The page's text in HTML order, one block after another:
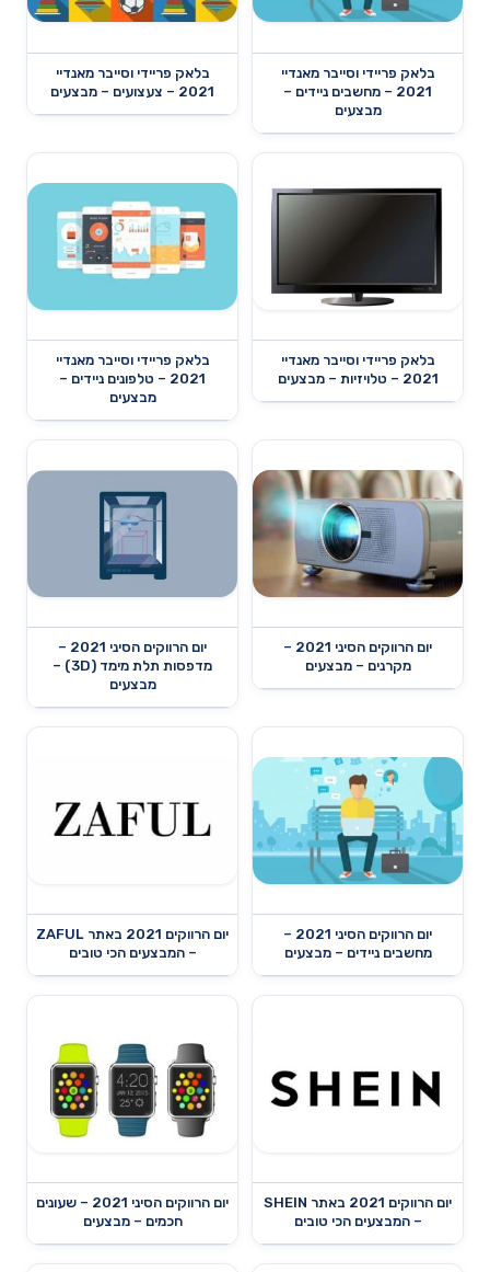
בלאק פריידי וסייבר מאנדיי
2021 – מחשבים ניידים –
מבצעים
בלאק פריידי וסייבר מאנדיי
2021 – צעצועים – מבצעים
בלאק פריידי וסייבר מאנדיי
2021 – טלויזיות – מבצעים
בלאק פריידי וסייבר מאנדיי
2021 – טלפונים ניידים –
מבצעים
יום הרווקים הסיני 2021 –
מקרנים – מבצעים
יום הרווקים הסיני 2021 –
מדפסות תלת מימד (3D) –
מבצעים
יום הרווקים הסיני 2021 –
מחשבים ניידים – מבצעים
יום הרווקים 2021 באתר ZAFUL
– המבצעים הכי טובים
יום הרווקים 2021 באתר SHEIN
– המבצעים הכי טובים
יום הרווקים הסיני 2021 – שעונים
חכמים – מבצעים